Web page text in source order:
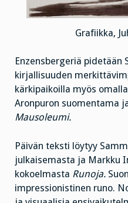
Grafiikka,
Enzensbergeriä pidetään
kirjallisuuden
kärkipaikoilla myös
Aronpuron suomentama
Mausoleumi.
Päivän teksti löytyy
julkaisemasta ja Markku
kokoelmasta Runoja.
impressionistinen runo.